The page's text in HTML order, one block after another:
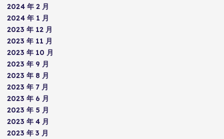
2024 年 2 月
2024 年 1 月
2023 年 12 月
2023 年 11 月
2023 年 10 月
2023 年 9 月
2023 年 8 月
2023 年 7 月
2023 年 6 月
2023 年 5 月
2023 年 4 月
2023 年 3 月